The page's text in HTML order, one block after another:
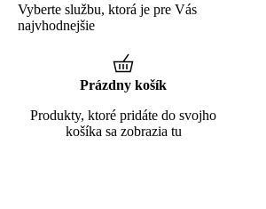
Vyberte službu, ktorá je pre Vás
najvhodnejšie
Prázdny košík
Produkty, ktoré pridáte do svojho
košíka sa zobrazia tu